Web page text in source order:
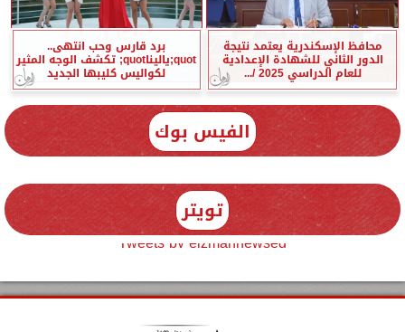
محافظ الإسكندرية يعتمد نتيجة
الدور الثاني للشهادة الإعدادية
للعام الدراسي 2025 /...
برد قارس وحب انتهى..
quot;ياليناquot; تكشف الوجه المثير
لكواليس كليبها الجديد
الفيس بوك
تويتر
Tweets by elzmannewseg